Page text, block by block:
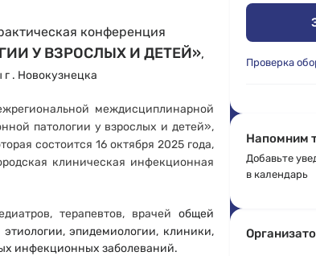
конференция
У ВЗРОСЛЫХ И ДЕТЕЙ»,
. Новокузнецка
междисциплинарной
патологии у взрослых и детей»,
состоится 16 октября 2025 года,
клиническая инфекционная
терапевтов, врачей общей
эпидемиологии, клиники,
инфекционных заболеваний.
Проверка
Напомним
Добавьте
в календарь